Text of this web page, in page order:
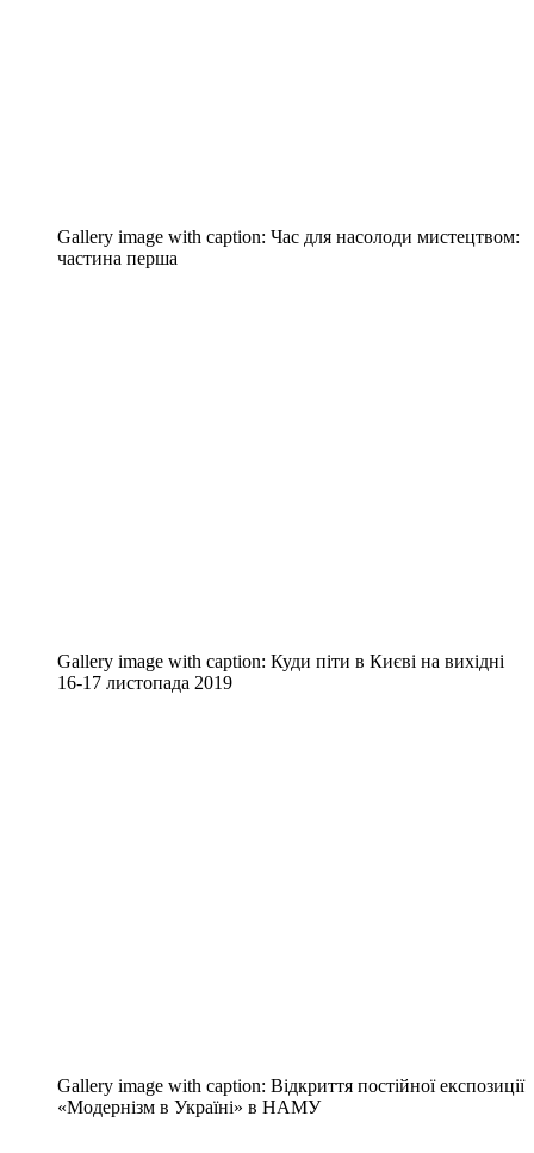
Gallery image with caption: Час для насолоди мистецтвом:
частина перша
Gallery image with caption: Куди піти в Києві на вихідні
16-17 листопада 2019
Gallery image with caption: Відкриття постійної експозиції
«Модернізм в Україні» в НАМУ